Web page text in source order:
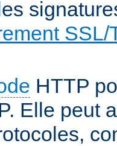
SSL/
HTTP
Elle peut